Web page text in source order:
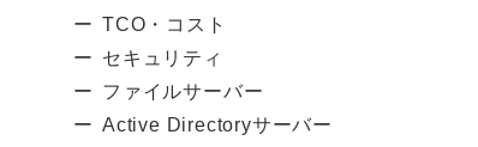
TCO・コスト
セキュリティ
ファイルサーバー
Active Directoryサーバー